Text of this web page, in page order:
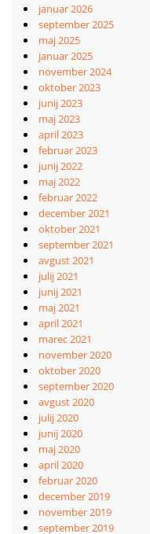
januar 2026
september 2025
maj 2025
januar 2025
november 2024
oktober 2023
junij 2023
maj 2023
april 2023
februar 2023
junij 2022
maj 2022
februar 2022
december 2021
oktober 2021
september 2021
avgust 2021
julij 2021
junij 2021
maj 2021
april 2021
marec 2021
november 2020
oktober 2020
september 2020
avgust 2020
julij 2020
junij 2020
maj 2020
april 2020
februar 2020
december 2019
november 2019
september 2019